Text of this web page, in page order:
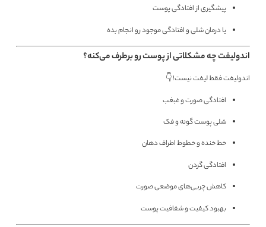
پیشگیری از افتادگی پوست
یا درمان شلی و افتادگی موجود رو انجام بده
اندولیفت چه مشکلاتی از پوست رو برطرف می‌کنه؟
اندولیفت فقط لیفت نیست! 👇
افتادگی صورت و غبغب
شلی پوست گونه و فک
خط خنده و خطوط اطراف دهان
افتادگی گردن
کاهش چربی‌های موضعی صورت
بهبود کیفیت و شفافیت پوست